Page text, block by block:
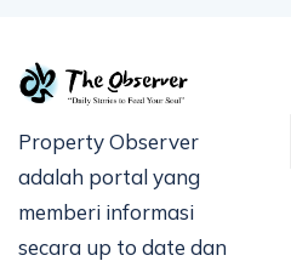
Property Observer
adalah portal yang
memberi informasi
secara up to date dan